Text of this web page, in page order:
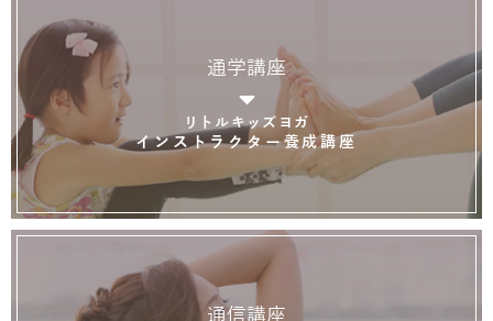
通学講座
リトルキッズヨガ
インストラクター養成講座
通信講座